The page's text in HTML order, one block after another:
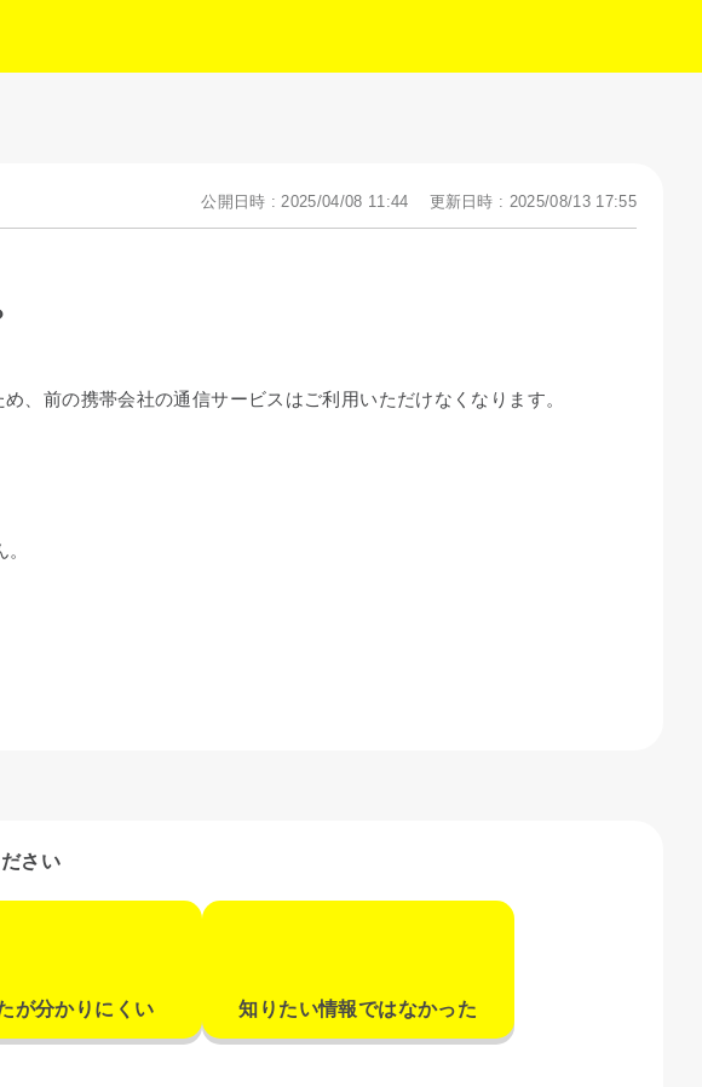
公開日時 : 2025/04/08 11:44 更新日時 : 2025/08/13 17:55
、前の携帯会社の通信サービスはご利用いただけなくなります。
さい
が分かりにくい 知りたい情報ではなかった